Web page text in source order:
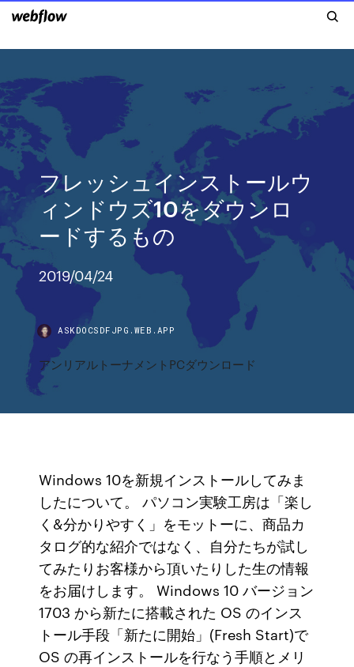
フレッシュインストールウ
ィンドウズ10をダウンロ
ードするもの
2019/04/24
ASKDOCSDFJPG.WEB.APP
アンリアルトーナメントPCダウンロード
Windows 10を新規インストールしてみま
したについて。 パソコン実験工房は「楽し
く&分かりやすく」をモットーに、商品カ
タログ的な紹介ではなく、自分たちが試し
てみたりお客様から頂いたりした生の情報
をお届けします。 Windows 10 バージョン
1703 から新たに搭載された OS のインス
トール手段「新たに開始」(Fresh Start)で
OS の再インストールを行なう手順とメリ